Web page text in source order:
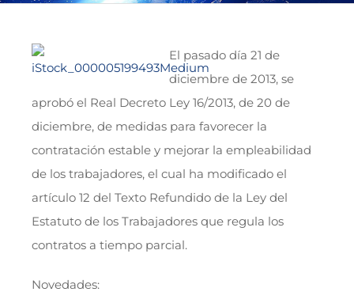
El pasado día 21 de
diciembre de 2013, se
aprobó el Real Decreto Ley 16/2013, de 20 de
diciembre, de medidas para favorecer la
contratación estable y mejorar la empleabilidad
de los trabajadores, el cual ha modificado el
artículo 12 del Texto Refundido de la Ley del
Estatuto de los Trabajadores que regula los
contratos a tiempo parcial.
Novedades: